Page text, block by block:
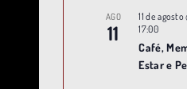
AGO
11
11 de agosto
17:00
Café,
Estar e